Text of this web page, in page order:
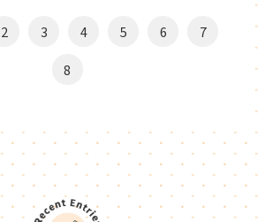
2 3 4 5 6 7
8